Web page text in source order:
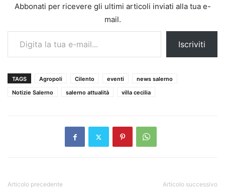
Abbonati per ricevere gli ultimi articoli inviati alla tua e-
mail.
Digita la tua e-mail...
Iscriviti
TAGS Agropoli Cilento eventi
news salerno
Notizie Salerno
salerno attualità villa cecilia
Articolo precedente Articolo successivo